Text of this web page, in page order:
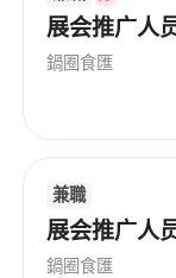
展会推广人
鍋圈食匯
兼職
展会推广人
鍋圈食匯